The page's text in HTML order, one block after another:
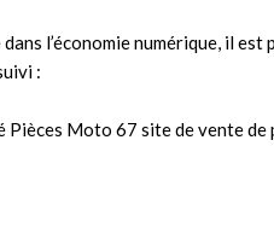
l’économie numérique, il
:
Pièces Moto 67 site de vente de